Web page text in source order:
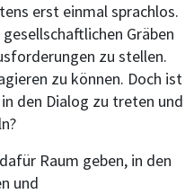
erst einmal sprachlos.
Gräben
zu stellen.
zu können. Doch ist
den Dialog zu treten und
Raum geben, in den
und